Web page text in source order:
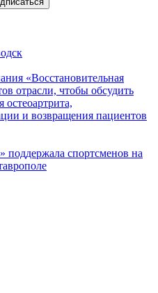
«Восстановительная
отрасли, чтобы обсудить
и возвращения пациентов
поддержала спортсменов на